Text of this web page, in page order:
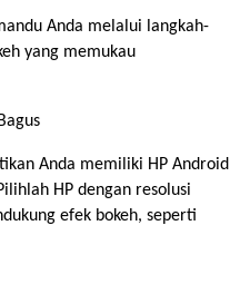
Anda melalui langkah-
yang memukau
Anda memiliki HP Android
HP dengan resolusi
efek bokeh, seperti